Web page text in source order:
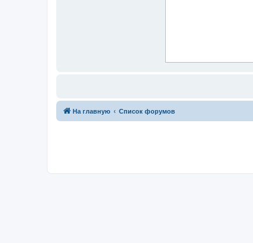
На главную Список форумов